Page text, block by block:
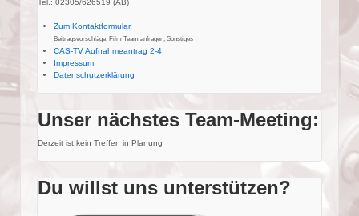
Tel.: 02305/626519 (AB)
Zum Kontaktformular
Beitragsvorschläge, Film Team anfragen, Sonstiges
CAS-TV Aufnahmeantrag 2-4
Impressum
Datenschutzerklärung
Unser nächstes Team-Meeting:
Derzeit ist kein Treffen in Planung
Du willst uns unterstützen?